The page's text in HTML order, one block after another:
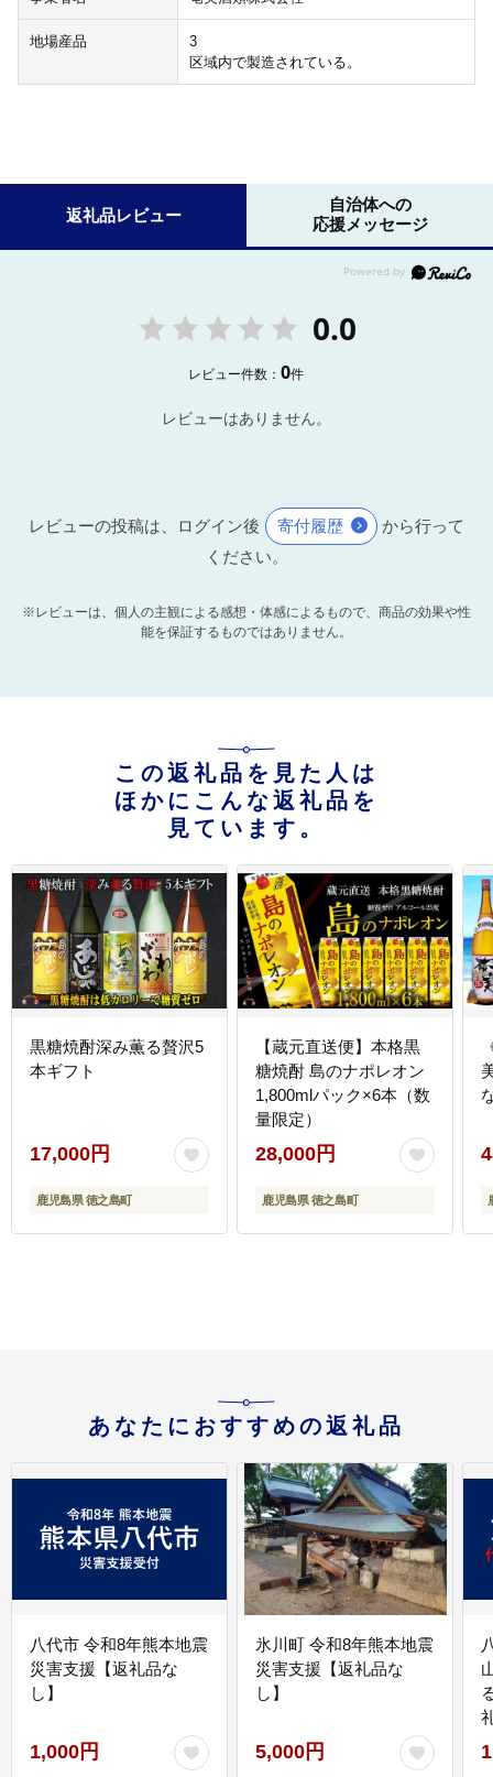
地場産品
3
区域内で製造されている。
返礼品レビュー
自治体への
応援メッセージ
0.0
レビュー件数：0件
レビューはありません。
レビューの投稿は、ログイン後 寄付履歴
から行って
ください。
※レビューは、個人の主観による感想・体感によるもので、商品の効果や性
能を保証するものではありません。
この返礼品を見た人は
ほかにこんな返礼品を
見ています。
黒糖焼酎深み薫る贅沢5
本ギフト
17,000円
鹿児島県 徳之島町
【蔵元直送便】本格黒
糖焼酎 島のナポレオン
1,800mlパック×6本（数
量限定）
28,000円
鹿児島県 徳之島町
あなたにおすすめの返礼品
八代市 令和8年熊本地震
災害支援【返礼品な
し】
1,000円
氷川町 令和8年熊本地震
災害支援【返礼品な
し】
5,000円